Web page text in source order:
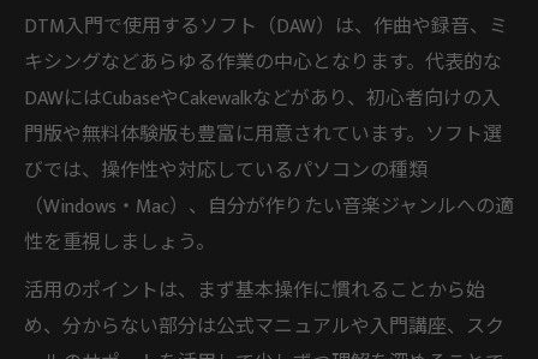
DTM入門で使用するソフト（DAW）は、作曲や録音、ミ
キシングなどあらゆる作業の中心となります。代表的な
DAWにはCubaseやCakewalkなどがあり、初心者向けの入
門版や無料体験版も豊富に用意されています。ソフト選
びでは、操作性や対応しているパソコンの種類
（Windows・Mac）、自分が作りたい音楽ジャンルへの適
性を重視しましょう。
活用のポイントは、まず基本操作に慣れることから始
め、分からない部分は公式マニュアルや入門講座、スク